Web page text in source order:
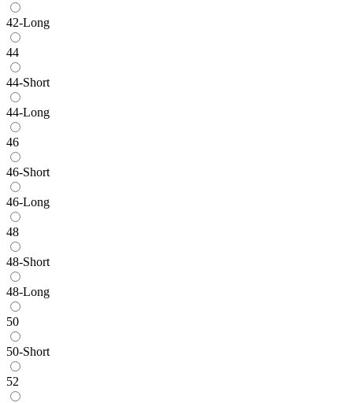
42-Long
44
44-Short
44-Long
46
46-Short
46-Long
48
48-Short
48-Long
50
50-Short
52